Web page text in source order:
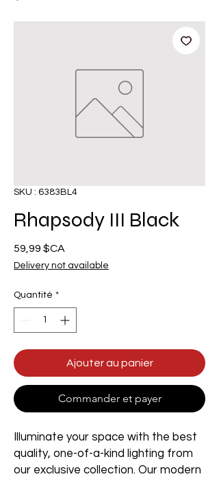
SKU : 6383BL4
Rhapsody III Black
59,99 $CA
Delivery not available
Quantité *
Ajouter au panier
Commander et payer
Illuminate your space with the best
quality, one-of-a-kind lighting from
our exclusive collection. Our modern